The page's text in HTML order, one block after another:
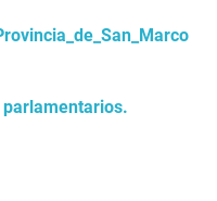
parlamentarios.